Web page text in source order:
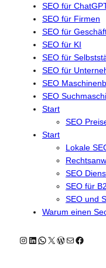
SEO für
SEO für Firmen
SEO für
SEO für KI
SEO für
SEO für
SEO
SEO
Start
SEO
Start
Lokale
SEO
SEO für
SEO und
Warum einen
Instagram
LinkedIn
WhatsApp
X WordPress
E-Mail